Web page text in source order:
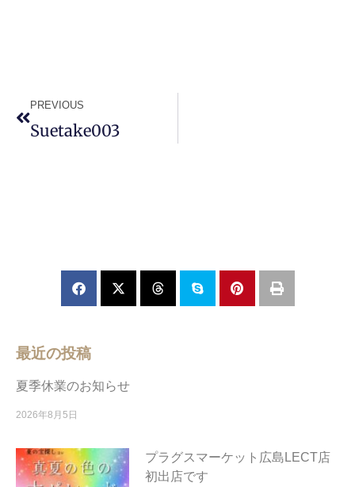
PREVIOUS
Suetake003
最近の投稿
夏季休業のお知らせ
2026年8月5日
プラグスマーケット広島LECT店
初出店です